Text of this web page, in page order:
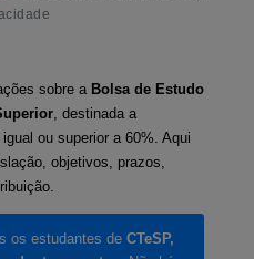
sobre a Bolsa de Estudo
, destinada a
ou superior a 60%. Aqui
objetivos, prazos,
os estudantes de CTeSP,